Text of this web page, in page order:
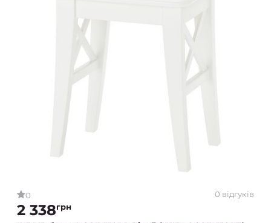
0 0 відгуків
2 338грн